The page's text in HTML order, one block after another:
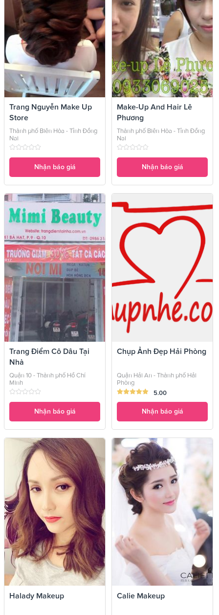
Trang Nguyễn Make Up
Store
Thành phố Biên Hòa - Tỉnh Đồng
Nai
Nhận báo giá
Make-Up And Hair Lê
Phương
Thành phố Biên Hòa - Tỉnh Đồng
Nai
Nhận báo giá
Trang Điểm Cô Dâu Tại
Nhà
Quận 10 - Thành phố Hồ Chí
Minh
Nhận báo giá
Chụp Ảnh Đẹp Hải Phòng
Quận Hải An - Thành phố Hải
Phòng
5.00
Nhận báo giá
Halady Makeup Calie Makeup